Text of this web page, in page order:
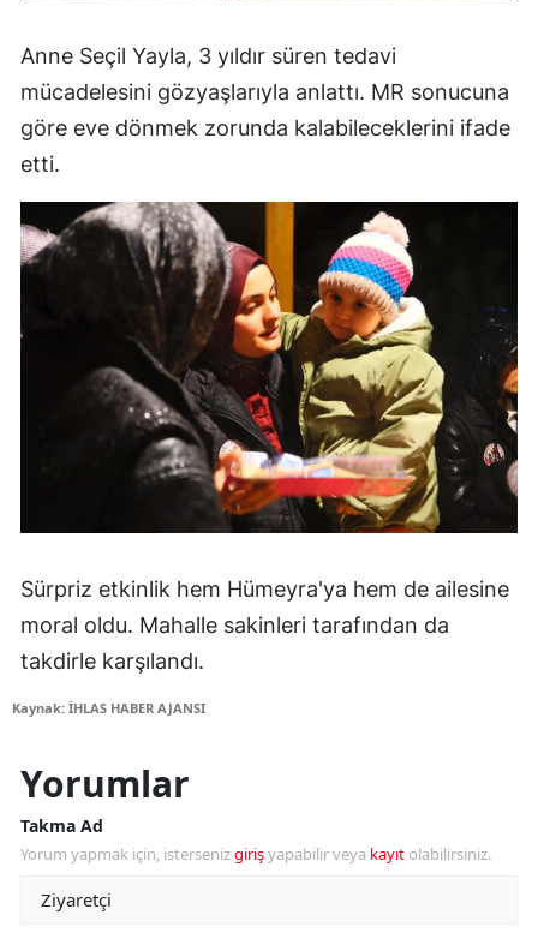
Anne Seçil Yayla, 3 yıldır süren tedavi
mücadelesini gözyaşlarıyla anlattı. MR sonucuna
göre eve dönmek zorunda kalabileceklerini ifade
etti.
Sürpriz etkinlik hem Hümeyra'ya hem de ailesine
moral oldu. Mahalle sakinleri tarafından da
takdirle karşılandı.
Kaynak: İHLAS HABER AJANSI
Yorumlar
Takma Ad
Yorum yapmak için, istersenizgirişyapabilir veya kayıt olabilirsiniz.